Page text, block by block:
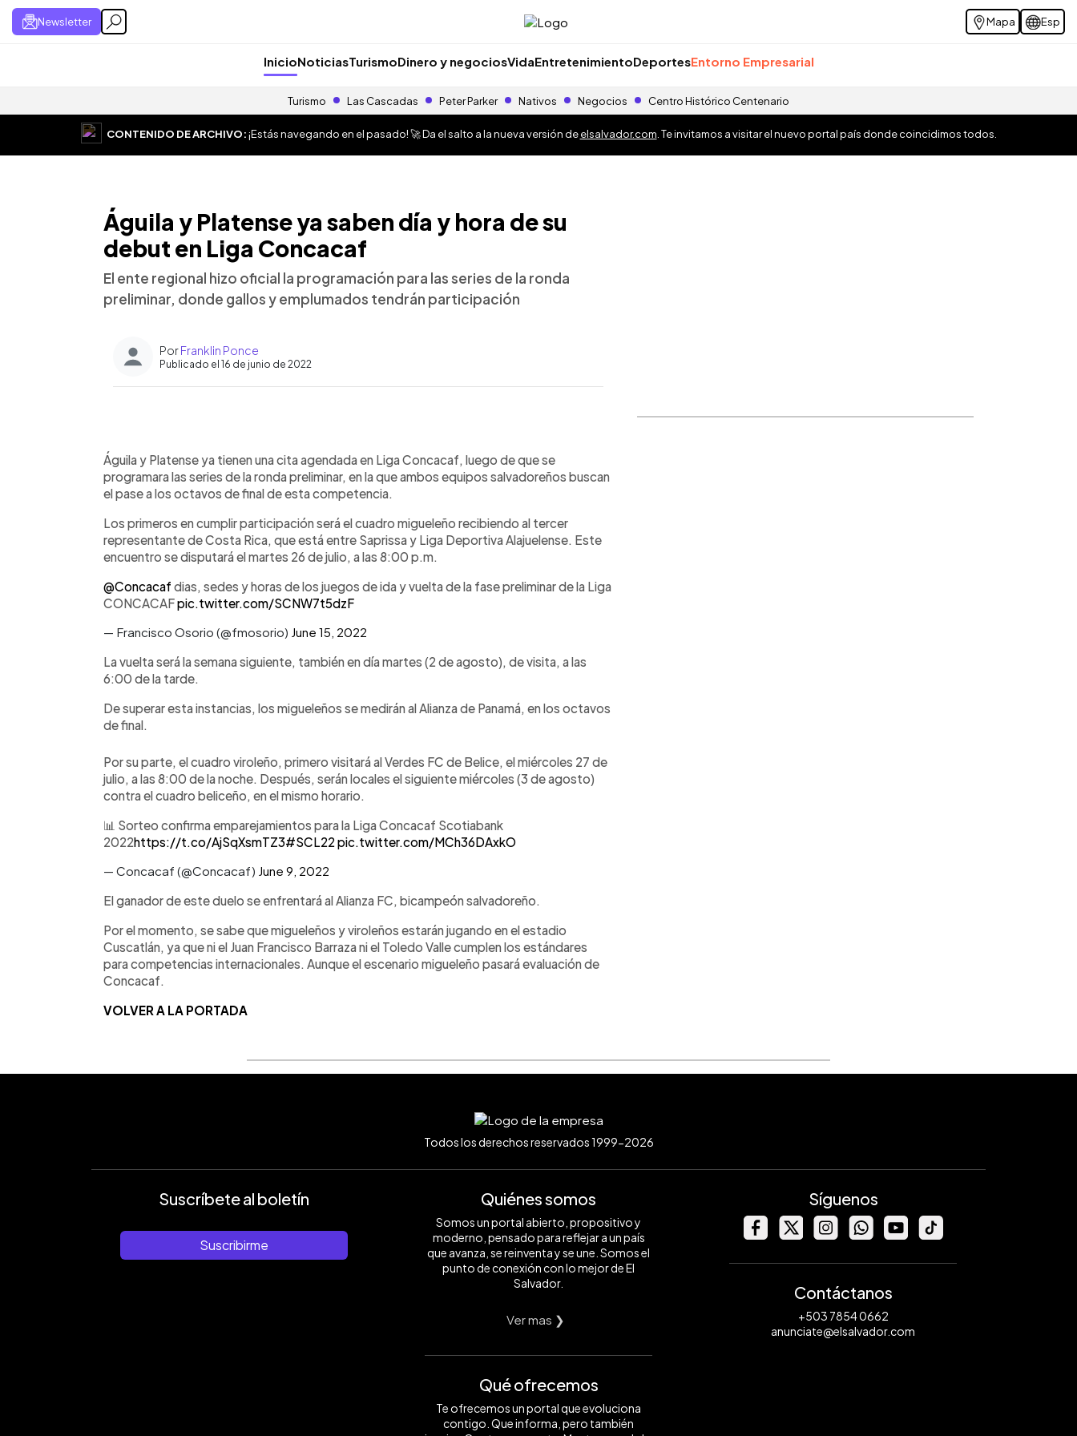
Newsletter Mapa Esp
InicioNoticiasTurismoDinero y negociosVidaEntretenimientoDeportesEntorno Empresarial
Turismo Las Cascadas Peter Parker Nativos Negocios Centro Histórico Centenario
CONTENIDO DE ARCHIVO:¡Estás navegando en el pasado! 🚀 Da el salto a la nueva versión deelsalvador.com . Te invitamos a visitar el nuevo portal país donde coincidimos todos.
Águila y Platense ya saben día y hora de su
debut en Liga Concacaf
El ente regional hizo oficial la programación para las series de la ronda
preliminar, donde gallos y emplumados tendrán participación
PorFranklin Ponce
Publicado el 16 de junio de 2022
► Escuchar artículo
Águila y Platense ya tienen una cita agendada en Liga Concacaf, luego de que se
programara las series de la ronda preliminar, en la que ambos equipos salvadoreños buscan
el pase a los octavos de final de esta competencia.
Los primeros en cumplir participación será el cuadro migueleño recibiendo al tercer
representante de Costa Rica, que está entre Saprissa y Liga Deportiva Alajuelense. Este
encuentro se disputará el martes 26 de julio, a las 8:00 p.m.
@Concacaf dias, sedes y horas de los juegos de ida y vuelta de la fase preliminar de la Liga
CONCACAFpic.twitter.com/SCNW7t5dzF
— Francisco Osorio (@fmosorio) June 15, 2022
La vuelta será la semana siguiente, también en día martes (2 de agosto), de visita, a las
6:00 de la tarde.
De superar esta instancias, los migueleños se medirán al Alianza de Panamá, en los octavos
de final.
Por su parte, el cuadro viroleño, primero visitará al Verdes FC de Belice, el miércoles 27 de
julio, a las 8:00 de la noche. Después, serán locales el siguiente miércoles (3 de agosto)
contra el cuadro beliceño, en el mismo horario.
📊 Sorteo confirma emparejamientos para la Liga Concacaf Scotiabank
2022https://t.co/AjSqXsmTZ3#SCL22pic.twitter.com/MCh36DAxkO
— Concacaf (@Concacaf) June 9, 2022
El ganador de este duelo se enfrentará al Alianza FC, bicampeón salvadoreño.
Por el momento, se sabe que migueleños y viroleños estarán jugando en el estadio
Cuscatlán, ya que ni el Juan Francisco Barraza ni el Toledo Valle cumplen los estándares
para competencias internacionales. Aunque el escenario migueleño pasará evaluación de
Concacaf.
VOLVER A LA PORTADA
Todos los derechos reservados 1999-2026
Suscríbete al boletín
Suscribirme
Quiénes somos
Somos un portal abierto, propositivo y
moderno, pensado para reflejar a un país
que avanza, se reinventa y se une. Somos el
punto de conexión con lo mejor de El
Salvador.
Ver mas ❯
Qué ofrecemos
Te ofrecemos un portal que evoluciona
contigo. Que informa, pero también
Síguenos
Contáctanos
+503 7854 0662
anunciate@elsalvador.com